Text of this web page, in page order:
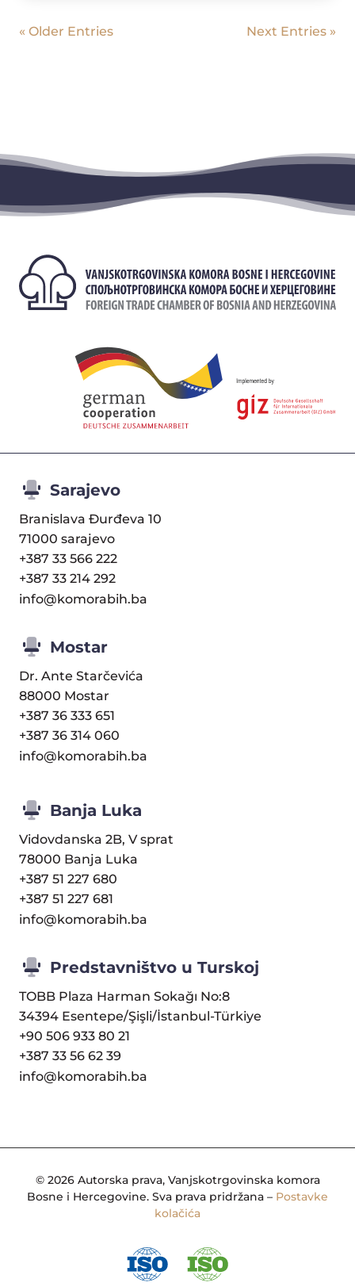
« Older Entries Next Entries »
Sarajevo
Branislava Đurđeva 10
71000 sarajevo
+387 33 566 222
+387 33 214 292
info@komorabih.ba
Mostar
Dr. Ante Starčevića
88000 Mostar
+387 36 333 651
+387 36 314 060
info@komorabih.ba
Banja Luka
Vidovdanska 2B, V sprat
78000 Banja Luka
+387 51 227 680
+387 51 227 681
info@komorabih.ba
Predstavništvo u Turskoj
TOBB Plaza Harman Sokağı No:8
34394 Esentepe/Şişli/İstanbul-Türkiye
+90 506 933 80 21
+387 33 56 62 39
info@komorabih.ba
© 2026 Autorska prava, Vanjskotrgovinska komora
Bosne i Hercegovine. Sva prava pridržana – Postavke
kolačića